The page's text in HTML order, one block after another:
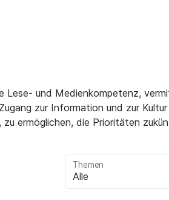
Lese- und Medienkompetenz,
zur Information und zur
ermöglichen, die Prioritäten
Themen